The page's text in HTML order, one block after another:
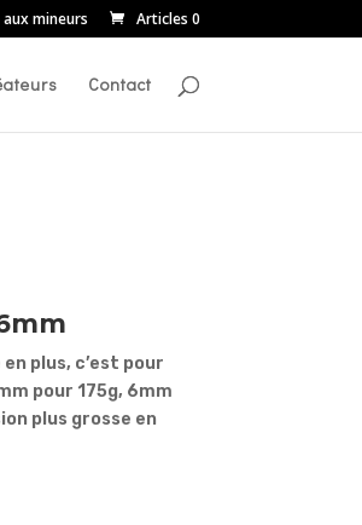
mineurs Articles 0
Contact
€
plus, c’est pour
pour 175g, 6mm
plus grosse en